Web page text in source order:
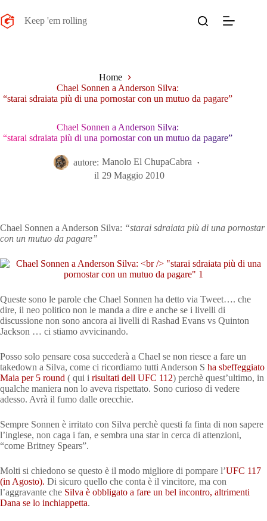
al
contenuto
Keep 'em rolling
Home
Chael Sonnen a Anderson Silva:
“starai sdraiata più di una pornostar con un mutuo da pagare”
Chael Sonnen a Anderson Silva:
“starai sdraiata più di una pornostar con un mutuo da pagare”
autore: Manolo El ChupaCabra
il 29 Maggio 2010
Chael Sonnen a Anderson Silva: “starai sdraiata più di una pornostar
con un mutuo da pagare”
Queste sono le parole che Chael Sonnen ha detto via Tweet…. che
dire, il neo politico non le manda a dire e anche se i livelli di
discussione non sono ancora ai livelli di Rashad Evans vs Quinton
Jackson … ci stiamo avvicinando.
Posso solo pensare cosa succederà a Chael se non riesce a fare un
takedown a Silva, come ci ricordiamo tutti Anderson S ha sbeffeggiato
Maia per 5 round ( qui i risultati dell UFC 112) perchè quest’ultimo, in
qualche maniera non lo aveva rispettato. Sono curioso di vedere
adesso. Avrà il fumo dalle orecchie.
Sempre Sonnen è irritato con Silva perchè questi fa finta di non sapere
l’inglese, non caga i fan, e sembra una star in cerca di attenzioni,
“come Britney Spears”.
Molti si chiedono se questo è il modo migliore di pompare l’UFC 117
(in Agosto). Di sicuro quello che conta è il vincitore, ma con
l’aggravante che Silva è obbligato a fare un bel incontro, altrimenti
Dana se lo inchiappetta.